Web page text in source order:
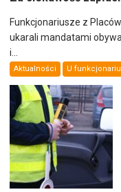
Funkcjonariusze z
ukarali mandatami
i...
Aktualności U